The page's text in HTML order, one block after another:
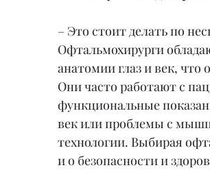
– Это стоит делать по
Офтальмохирурги
анатомии глаз и век, что
Они часто работают с
функциональные
век или проблемы с
технологии. Выбирая
и о безопасности и